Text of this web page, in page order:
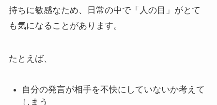
持ちに敏感なため、日常の中で「人の目」がとて
も気になることがあります。
たとえば、
自分の発言が相手を不快にしていないか考えて
しまう